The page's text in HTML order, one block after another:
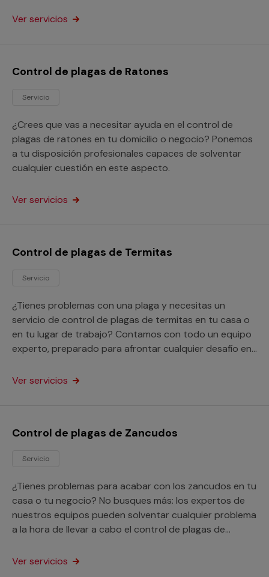
Ver servicios
Control de plagas de Ratones
Servicio
¿Crees que vas a necesitar ayuda en el control de
plagas de ratones en tu domicilio o negocio? Ponemos
a tu disposición profesionales capaces de solventar
cualquier cuestión en este aspecto.
Ver servicios
Control de plagas de Termitas
Servicio
¿Tienes problemas con una plaga y necesitas un
servicio de control de plagas de termitas en tu casa o
en tu lugar de trabajo? Contamos con todo un equipo
experto, preparado para afrontar cualquier desafío en
Ver servicios
Control de plagas de Zancudos
Servicio
¿Tienes problemas para acabar con los zancudos en tu
casa o tu negocio? No busques más: los expertos de
nuestros equipos pueden solventar cualquier problema
a la hora de llevar a cabo el control de plagas de
Ver servicios